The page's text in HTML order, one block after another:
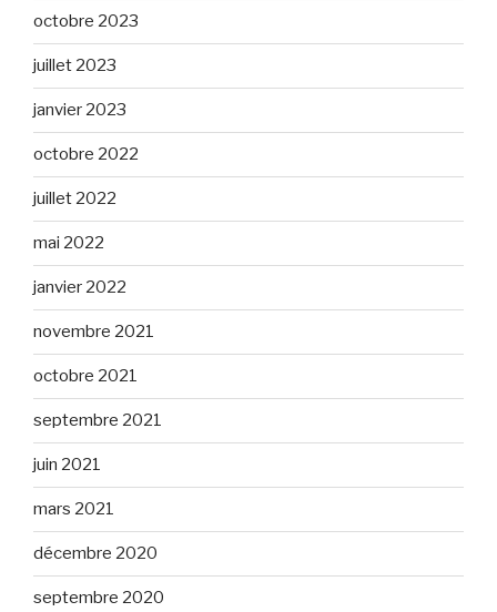
octobre 2023
juillet 2023
janvier 2023
octobre 2022
juillet 2022
mai 2022
janvier 2022
novembre 2021
octobre 2021
septembre 2021
juin 2021
mars 2021
décembre 2020
septembre 2020